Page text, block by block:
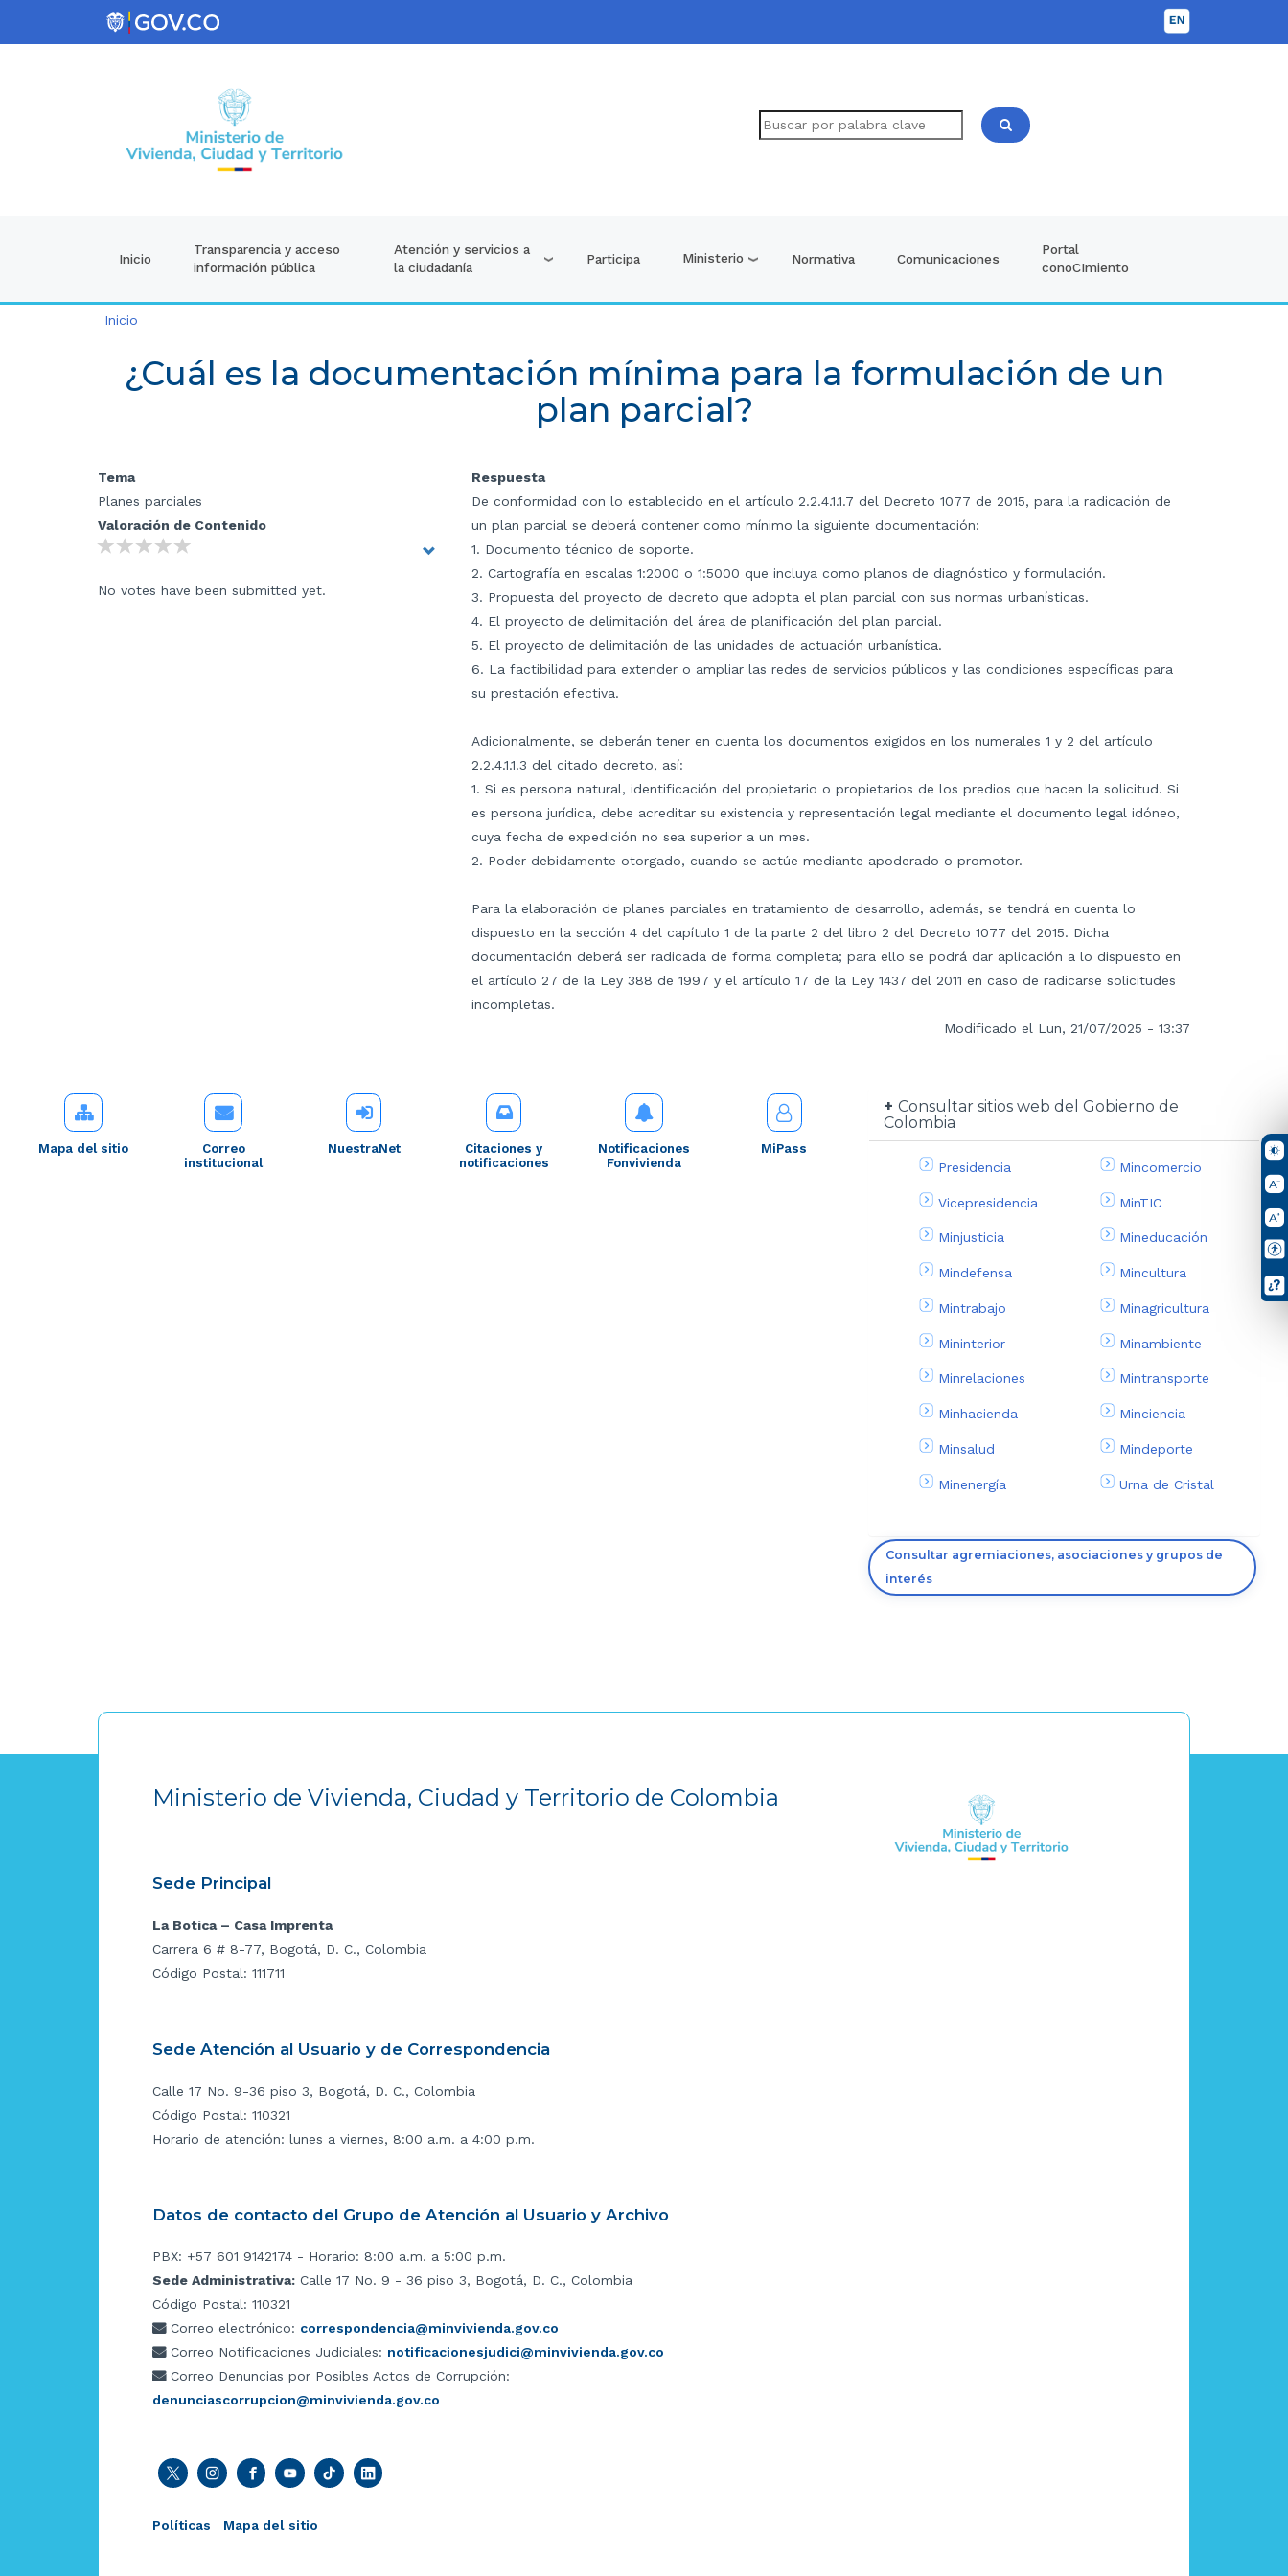
Inicio
Transparencia y acceso
información pública
Atención y servicios a
la ciudadanía
Participa Ministerio Normativa Comunicaciones
Portal
conoCImiento
Inicio
¿Cuál es la documentación mínima para la formulación de un
plan parcial?
Tema
Planes parciales
Valoración de Contenido
No votes have been submitted yet.
Respuesta
De conformidad con lo establecido en el artículo 2.2.4.1.1.7 del Decreto 1077 de 2015, para la radicación de
un plan parcial se deberá contener como mínimo la siguiente documentación:
1. Documento técnico de soporte.
2. Cartografía en escalas 1:2000 o 1:5000 que incluya como planos de diagnóstico y formulación.
3. Propuesta del proyecto de decreto que adopta el plan parcial con sus normas urbanísticas.
4. El proyecto de delimitación del área de planificación del plan parcial.
5. El proyecto de delimitación de las unidades de actuación urbanística.
6. La factibilidad para extender o ampliar las redes de servicios públicos y las condiciones específicas para
su prestación efectiva.
Adicionalmente, se deberán tener en cuenta los documentos exigidos en los numerales 1 y 2 del artículo
2.2.4.1.1.3 del citado decreto, así:
1. Si es persona natural, identificación del propietario o propietarios de los predios que hacen la solicitud. Si
es persona jurídica, debe acreditar su existencia y representación legal mediante el documento legal idóneo,
cuya fecha de expedición no sea superior a un mes.
2. Poder debidamente otorgado, cuando se actúe mediante apoderado o promotor.
Para la elaboración de planes parciales en tratamiento de desarrollo, además, se tendrá en cuenta lo
dispuesto en la sección 4 del capítulo 1 de la parte 2 del libro 2 del Decreto 1077 del 2015. Dicha
documentación deberá ser radicada de forma completa; para ello se podrá dar aplicación a lo dispuesto en
el artículo 27 de la Ley 388 de 1997 y el artículo 17 de la Ley 1437 del 2011 en caso de radicarse solicitudes
incompletas.
Modificado el Lun, 21/07/2025 - 13:37
Mapa del sitio
Correo
institucional
NuestraNet
Citaciones y
notificaciones
Notificaciones
Fonvivienda
MiPass
Consultar sitios web del Gobierno de
Colombia
Presidencia
Vicepresidencia
Minjusticia
Mindefensa
Mintrabajo
Mininterior
Minrelaciones
Minhacienda
Minsalud
Minenergía
Mincomercio
MinTIC
Mineducación
Mincultura
Minagricultura
Minambiente
Mintransporte
Minciencia
Mindeporte
Urna de Cristal
Consultar agremiaciones, asociaciones y grupos de
interés
Ministerio de Vivienda, Ciudad y Territorio de Colombia
Sede Principal
La Botica – Casa Imprenta
Carrera 6 # 8-77, Bogotá, D. C., Colombia
Código Postal: 111711
Sede Atención al Usuario y de Correspondencia
Calle 17 No. 9-36 piso 3, Bogotá, D. C., Colombia
Código Postal: 110321
Horario de atención: lunes a viernes, 8:00 a.m. a 4:00 p.m.
Datos de contacto del Grupo de Atención al Usuario y Archivo
PBX: +57 601 9142174 - Horario: 8:00 a.m. a 5:00 p.m.
Sede Administrativa: Calle 17 No. 9 - 36 piso 3, Bogotá, D. C., Colombia
Código Postal: 110321
Correo electrónico: correspondencia@minvivienda.gov.co
Correo Notificaciones Judiciales: notificacionesjudici@minvivienda.gov.co
Correo Denuncias por Posibles Actos de Corrupción:
denunciascorrupcion@minvivienda.gov.co
Políticas Mapa del sitio